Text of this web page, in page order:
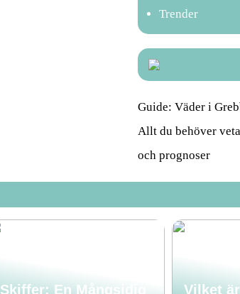
Trender
Guide: Väder i
Allt du behöver
och prognoser
Skiffer: En Mångsidig Vilket